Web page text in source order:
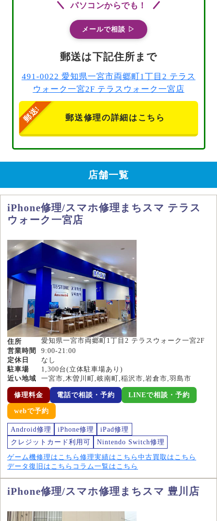
パソコンからでも！
メールで相談 ▷
郵送は下記住所まで
491-0022 愛知県一宮市両郷町1丁目2 テラス
ウォーク一宮2F テラスウォーク一宮店
郵送修理の詳細はこちら
店舗一覧
iPhone修理/スマホ修理まちスマ テラス
ウォーク一宮店
住所
愛知県一宮市両郷町1丁目2 テラスウォーク一宮2F
営業時間
9:00-21:00
定休日
なし
駐車場
1,300台(立体駐車場あり)
近い地域
一宮市,木曽川町,岐南町,稲沢市,岩倉市,羽島市
修理料金 電話で相談・予約 LINEで相談・予約
webで予約
Android修理 iPhone修理
iPad修理
クレジットカード利用可
Nintendo Switch修理
ゲーム機修理はこちら 修理実績はこちら 中古買取はこちら
データ復旧はこちら コラム一覧はこちら
iPhone修理/スマホ修理まちスマ 豊川店